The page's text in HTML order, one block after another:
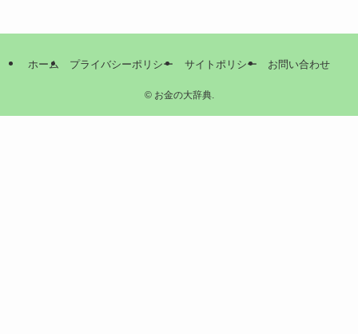
ホーム プライバシーポリシー サイトポリシー お問い合わせ
©お金の大辞典.